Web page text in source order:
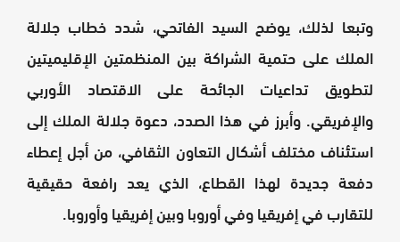
وتبعا لذلك، يوضح السيد الفاتحي، شدد خطاب جلالة
الملك على حتمية الشراكة بين المنظمتين الإقليميتين
لتطويق تداعيات الجائحة على الاقتصاد الأوربي
والإفريقي. وأبرز في هذا الصدد، دعوة جلالة الملك إلى
استئناف مختلف أشكال التعاون الثقافي، من أجل إعطاء
دفعة جديدة لهذا القطاع، الذي يعد رافعة حقيقية
للتقارب في إفريقيا وفي أوروبا وبين إفريقيا وأوروبا.